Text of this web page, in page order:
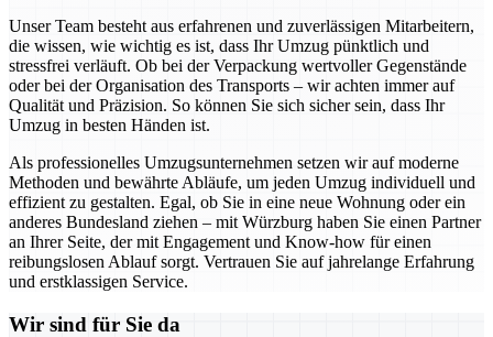
Unser Team besteht aus erfahrenen und zuverlässigen Mitarbeitern,
die wissen, wie wichtig es ist, dass Ihr Umzug pünktlich und
stressfrei verläuft. Ob bei der Verpackung wertvoller Gegenstände
oder bei der Organisation des Transports – wir achten immer auf
Qualität und Präzision. So können Sie sich sicher sein, dass Ihr
Umzug in besten Händen ist.
Als professionelles Umzugsunternehmen setzen wir auf moderne
Methoden und bewährte Abläufe, um jeden Umzug individuell und
effizient zu gestalten. Egal, ob Sie in eine neue Wohnung oder ein
anderes Bundesland ziehen – mit Würzburg haben Sie einen Partner
an Ihrer Seite, der mit Engagement und Know-how für einen
reibungslosen Ablauf sorgt. Vertrauen Sie auf jahrelange Erfahrung
und erstklassigen Service.
Wir sind für Sie da